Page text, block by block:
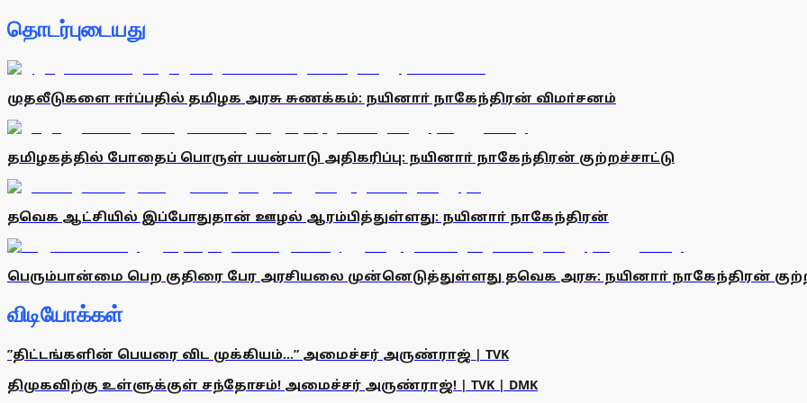
தொடர்புடையது
முதலீடுகளை ஈா்ப்பதில் தமிழக அரசு சுணக்கம்: நயினாா் நாகேந்திரன் விமா்சனம்
தமிழகத்தில் போதைப் பொருள் பயன்பாடு அதிகரிப்பு: நயினாா் நாகேந்திரன் குற்றச்சாட்டு
தவெக ஆட்சியில் இப்போதுதான் ஊழல் ஆரம்பித்துள்ளது: நயினாா் நாகேந்திரன்
பெரும்பான்மை பெற குதிரை பேர அரசியலை முன்னெடுத்துள்ளது தவெக அரசு: நயினாா் நாகேந்திரன்
விடியோக்கள்
”திட்டங்களின் பெயரை விட முக்கியம்...” அமைச்சர் அருண்ராஜ் | TVK
திமுகவிற்கு உள்ளுக்குள் சந்தோசம்! அமைச்சர் அருண்ராஜ்! | TVK | DMK